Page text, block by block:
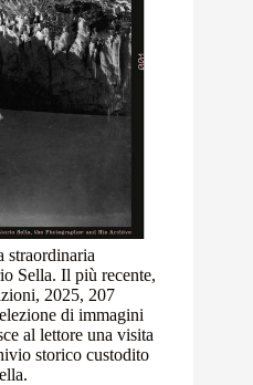
straordinaria
Sella. Il più recente,
2025, 207
di immagini
al lettore una visita
storico custodito